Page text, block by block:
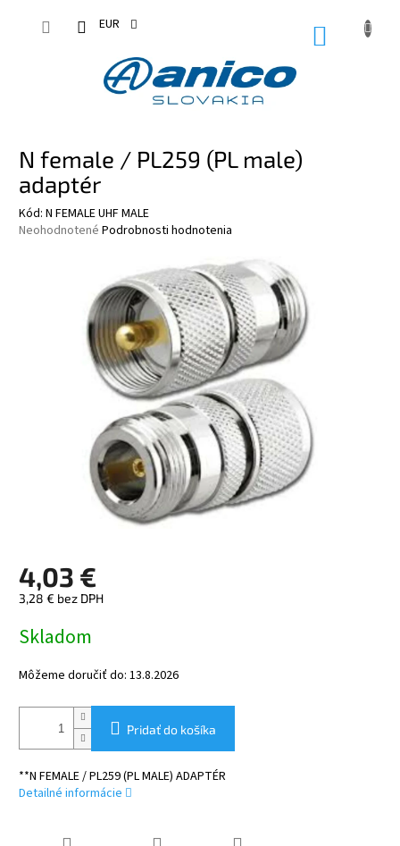
EUR
N female / PL259 (PL male)
adaptér
Kód: N FEMALE UHF MALE
Priemerné
Neohodnotené Podrobnosti hodnotenia
4,03 €
3,28 € bez DPH
cena:
Skladom
Môžeme doručiť do: 13.8.2026
Pridať do košíka
**N FEMALE / PL259 (PL MALE) ADAPTÉR
Detailné informácie